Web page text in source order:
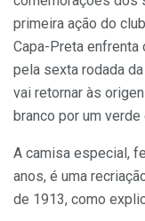
primeira ação do
Capa-Preta enfrenta
pela sexta rodada
vai retornar às
branco por um verde
A camisa especial,
anos, é uma
de 1913, como